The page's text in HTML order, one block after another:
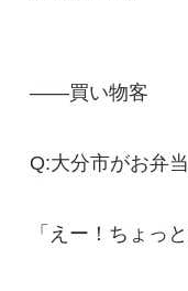
――買い物客
Q:大分市がお弁
「えー！ちょっ